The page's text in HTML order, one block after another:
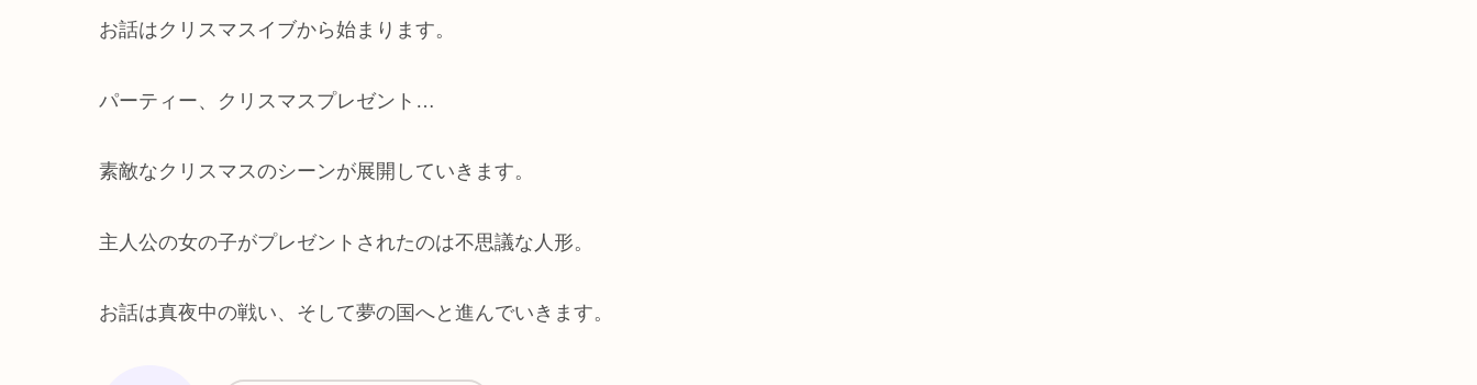
お話はクリスマスイブから始まります。
パーティー、クリスマスプレゼント…
素敵なクリスマスのシーンが展開していきます。
主人公の女の子がプレゼントされたのは不思議な人形。
お話は真夜中の戦い、そして夢の国へと進んでいきます。